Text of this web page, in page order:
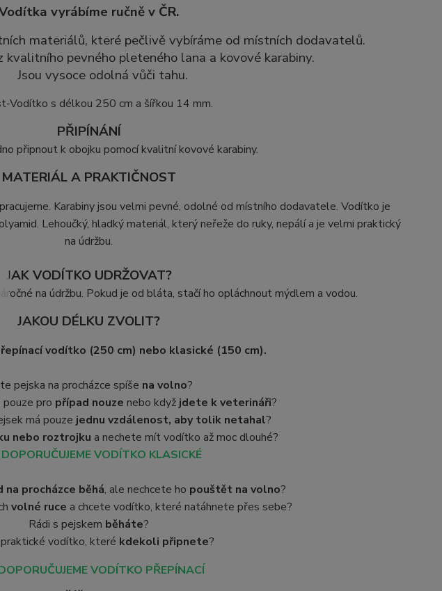
vyrábíme ručně v ČR.
materiálů, které pečlivě vybíráme od místních dodavatelů.
kvalitního pevného pleteného lana a kovové karabiny.
Jsou vysoce odolná vůči tahu.
Vodítko s délkou 250 cm a šířkou 14 mm.
PŘIPÍNÁNÍ
připnout k obojku pomocí kvalitní kovové karabiny.
MATERIÁL A PRAKTIČNOST
Karabiny jsou velmi pevné, odolné od místního dodavatele. Vodítko je
Lehoučký, hladký materiál, který neřeže do ruky, nepálí a je velmi praktický
na údržbu.
JAK VODÍTKO UDRŽOVAT?
na údržbu. Pokud je od bláta, stačí ho opláchnout mýdlem a vodou.
JAKOU DÉLKU ZVOLIT?
vodítko (250 cm) nebo klasické (150 cm).
pejska na procházce spíše na volno?
pro případ nouze nebo když jdete k veterináři?
má pouze jednu vzdálenost, aby tolik netahal?
nebo roztrojku a nechete mít vodítko až moc dlouhé?
VODÍTKO KLASICKÉ
na procházce běhá, ale nechcete ho pouštět na volno?
volné ruce a chcete vodítko, které natáhnete přes sebe?
Rádi s pejskem běháte?
vodítko, které kdekoli připnete?
VODÍTKO PŘEPÍNACÍ